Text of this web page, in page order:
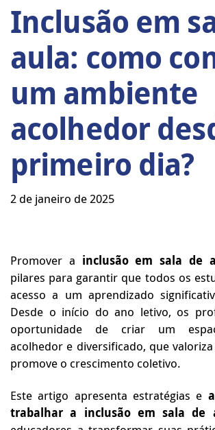
Inclusão em
aula: como
um ambiente
acolhedor
primeiro dia?
2 de janeiro de 2025
Promover a inclusão em sala de
pilares para garantir que todos os
acesso a um aprendizado
Desde o início do ano letivo, os
oportunidade de criar um
acolhedor e diversificado, que
promove o crescimento coletivo.
Este artigo apresenta estratégias e
trabalhar a inclusão em sala de